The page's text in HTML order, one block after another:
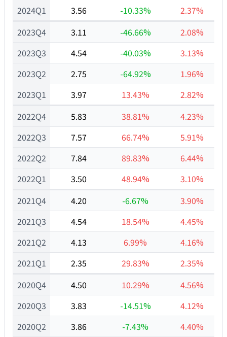
2024Q1
2023Q4
2023Q3
2023Q2
2023Q1
2022Q4
2022Q3
2022Q2
2022Q1
2021Q4
2021Q3
2021Q2
2021Q1
2020Q4
2020Q3
2020Q2
3.56
-10.33%
2.37%
3.11
-46.66%
2.08%
4.54
-40.03%
3.13%
2.75
-64.92%
1.96%
3.97
13.43%
2.82%
5.83
38.81%
4.23%
7.57
66.74%
5.91%
7.84
89.83%
6.44%
3.50
48.94%
3.10%
4.20
-6.67%
3.90%
4.54
18.54%
4.45%
4.13
6.99%
4.16%
2.35
29.83%
2.35%
4.50
10.29%
4.56%
3.83
-14.51%
4.12%
3.86
-7.43%
4.40%